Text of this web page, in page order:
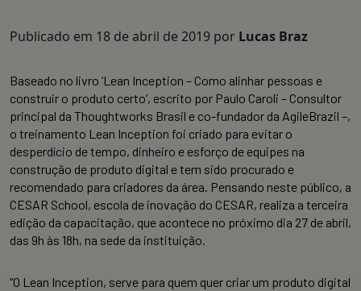
Publicado em 18 de abril de 2019 por Lucas Braz
Baseado no livro ‘Lean Inception – Como alinhar pessoas e
construir o produto certo’, escrito por Paulo Caroli – Consultor
principal da Thoughtworks Brasil e co-fundador da AgileBrazil –,
o treinamento Lean Inception foi criado para evitar o
desperdício de tempo, dinheiro e esforço de equipes na
construção de produto digital e tem sido procurado e
recomendado para criadores da área. Pensando neste público, a
CESAR School, escola de inovação do CESAR, realiza a terceira
edição da capacitação, que acontece no próximo dia 27 de abril,
das 9h às 18h, na sede da instituição.
“O Lean Inception, serve para quem quer criar um produto digital